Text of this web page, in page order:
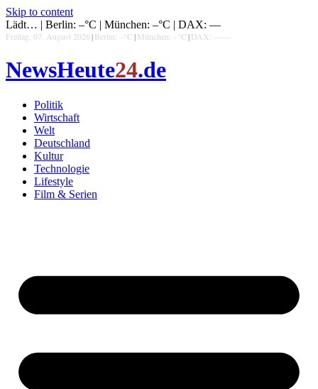
Skip to content
Lädt… | Berlin: –°C | München: –°C | DAX: —
Freitag, 07. August 2026 |Berlin: –°C |München: –°C |DAX: ——
NewsHeute24.de
Politik
Wirtschaft
Welt
Deutschland
Kultur
Technologie
Lifestyle
Film & Serien